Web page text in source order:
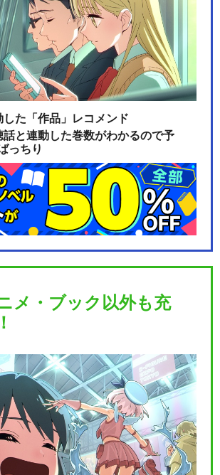
た「作品」レコメンド
話と連動した巻数がわかるので予
っちり
メ・ブック以外も充